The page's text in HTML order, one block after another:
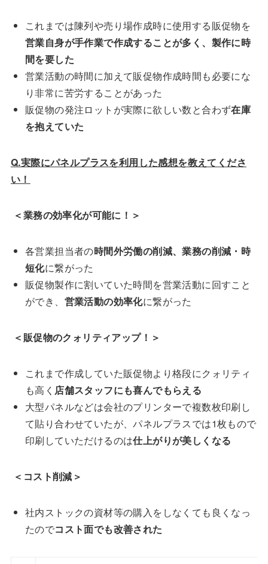
これまでは陳列や売り場作成時に使用する販促物を
営業自身が手作業で作成することが多く、製作に時
間を要した
営業活動の時間に加えて販促物作成時間も必要にな
り非常に苦労することがあった
販促物の発注ロットが実際に欲しい数と合わず在庫
を抱えていた
Q.実際にパネルプラスを利用した感想を教えてくださ
い！
＜業務の効率化が可能に！＞
各営業担当者の時間外労働の削減、業務の削減・時
短化に繋がった
販促物製作に割いていた時間を営業活動に回すこと
ができ、 営業活動の効率化に繋がった
＜ 販促物のクォリティアップ！＞
これまで作成していた販促物より格段にクォリティ
も高く 店舗スタッフにも喜んでもらえる
大型パネルなどは会社のプリンターで複数枚印刷し
て貼り合わせていたが、パネルプラスでは1枚もので
印刷していただけるのは仕上がりが美しくなる
＜コスト削減＞
社内ストックの資材等の購入をしなくても良くなっ
たのでコスト面でも改善された